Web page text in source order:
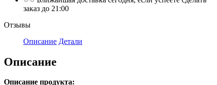
заказ до 21:00
Отзывы
Описание Детали
Описание
Описание продукта: